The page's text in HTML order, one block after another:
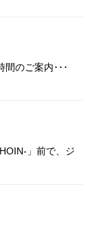
間のご案内･･･
」前で、ジ